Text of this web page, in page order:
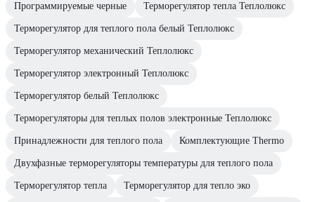
Программируемые черные Терморегулятор тепла Теплолюкс
Терморегулятор для теплого пола белый Теплолюкс
Терморегулятор механический Теплолюкс
Терморегулятор электронный Теплолюкс
Терморегулятор белый Теплолюкс
Терморегуляторы для теплых полов электронные Теплолюкс
Принадлежности для теплого пола Комплектующие Thermo
Двухфазные терморегуляторы температуры для теплого пола
Терморегулятор тепла Терморегулятор для тепло эко